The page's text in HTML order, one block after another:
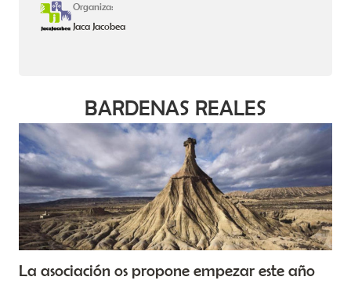
Organiza:
Jaca Jacobea
BARDENAS REALES
La asociación os propone empezar este año